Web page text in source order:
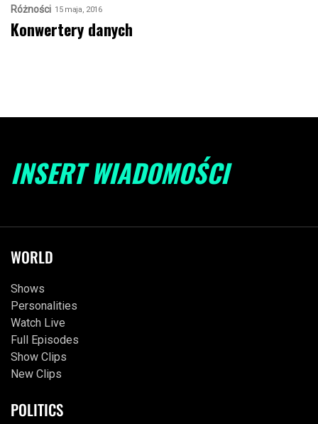
Różności 15 maja, 2016
Konwertery danych
INSERT WIADOMOŚCI
WORLD
Shows
Personalities
Watch Live
Full Episodes
Show Clips
New Clips
POLITICS